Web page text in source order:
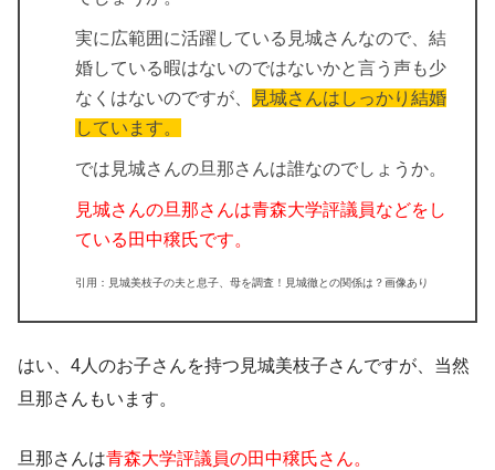
実に広範囲に活躍している見城さんなので、結
婚している暇はないのではないかと言う声も少
なくはないのですが、
見城さんはしっかり結婚
しています。
では見城さんの旦那さんは誰なのでしょうか。
見城さんの旦那さんは青森大学評議員などをし
ている田中穣氏です。
引用：見城美枝子の夫と息子、母を調査！見城徹との関係は？画像あり
はい、4人のお子さんを持つ見城美枝子さんですが、当然
旦那さんもいます。
旦那さんは青森大学評議員の田中穣氏さん。